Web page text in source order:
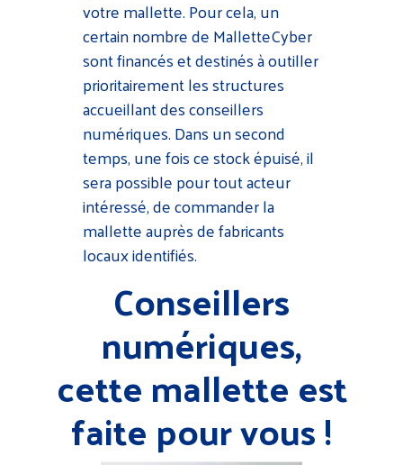
Conseillers
numériques,
cette mallette est
faite pour vous !
votre mallette. Pour cela, un
certain nombre de MalletteCyber
sont financés et destinés à outiller
prioritairement les structures
accueillant des conseillers
numériques. Dans un second
temps, une fois ce stock épuisé, il
sera possible pour tout acteur
intéressé, de commander la
mallette auprès de fabricants
locaux identifiés.